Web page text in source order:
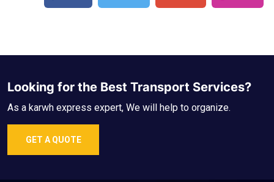
Looking for the Best Transport Services?
As a karwh express expert, We will help to organize.
GET A QUOTE